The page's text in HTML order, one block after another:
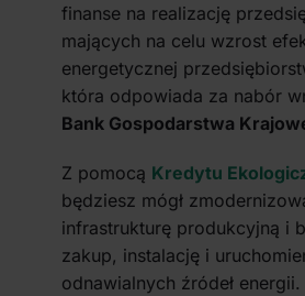
finanse na realizację
mających na celu wzrost
energetycznej
która odpowiada za nabór
Bank Gospodarstwa
Z pomocą Kredytu
będziesz mógł
infrastrukturę produkcyjną i
zakup, instalację i
odnawialnych źródeł